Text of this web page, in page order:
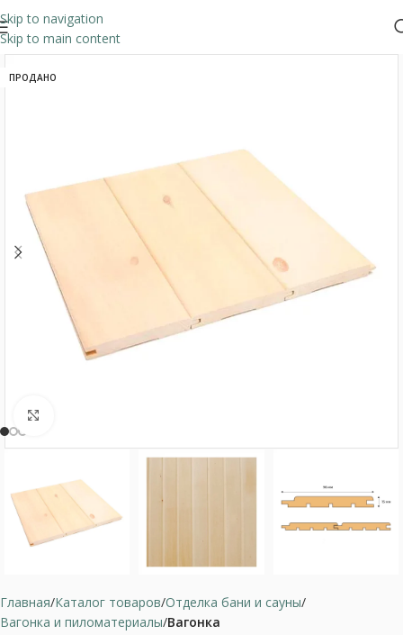
Skip to navigation
Skip to main content
ПРОДАНО
Главная Каталог товаров Отделка бани и сауны
Вагонка и пиломатериалы Вагонка